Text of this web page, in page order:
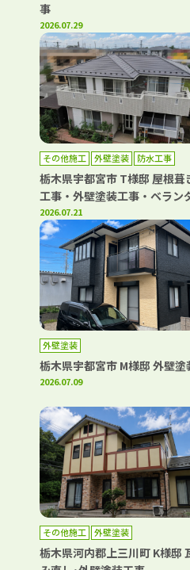
事
2026.07.29
その他施工 外壁塗装 防水工事
栃木県宇都宮市 T様邸 屋根葺
工事・外壁塗装工事・ベラン
ト防水工事
2026.07.21
外壁塗装
栃木県宇都宮市 M様邸 外壁塗
2026.07.09
その他施工 外壁塗装
栃木県河内郡上三川町 K様邸